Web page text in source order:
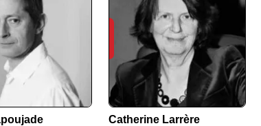
Catherine Larrère